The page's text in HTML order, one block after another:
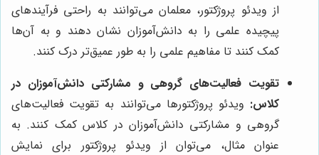
از ویدئو پروژکتور، معلمان می‌توانند به راحتی فرآیندهای
پیچیده علمی را به دانش‌آموزان نشان دهند و به آن‌ها
کمک کنند تا مفاهیم علمی را به طور عمیق‌تر درک کنند.
تقویت فعالیت‌های گروهی و مشارکتی دانش‌آموزان در
کلاس: ویدئو پروژکتورها می‌توانند به تقویت فعالیت‌های
گروهی و مشارکتی دانش‌آموزان در کلاس کمک کنند. به
عنوان مثال، می‌توان از ویدئو پروژکتور برای نمایش